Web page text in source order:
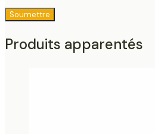
Produits apparentés